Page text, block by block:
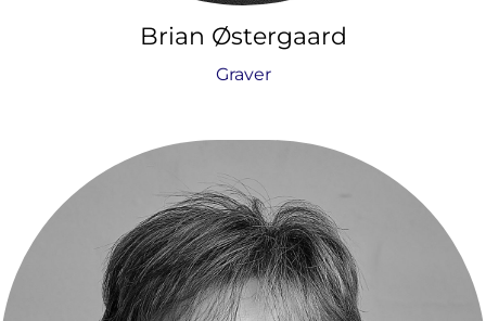
Brian Østergaard
Graver